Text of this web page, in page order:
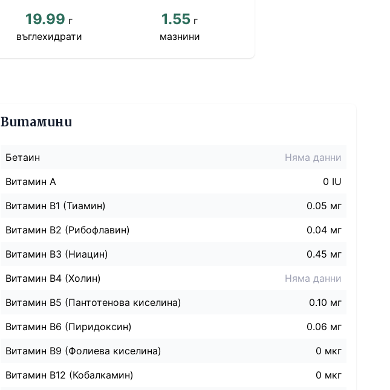
19.99 г
въглехидрати
1.55 г
мазнини
Витамини
Бетаин
Няма данни
Витамин A
0 IU
Витамин B1 (Тиамин)
0.05 мг
Витамин B2 (Рибофлавин)
0.04 мг
Витамин B3 (Ниацин)
0.45 мг
Витамин B4 (Холин)
Няма данни
Витамин B5 (Пантотенова киселина)
0.10 мг
Витамин B6 (Пиридоксин)
0.06 мг
Витамин B9 (Фолиева киселина)
0 мкг
Витамин B12 (Кобалкамин)
0 мкг